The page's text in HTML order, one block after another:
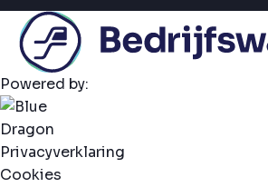
Powered by:
Privacyverklaring
Cookies